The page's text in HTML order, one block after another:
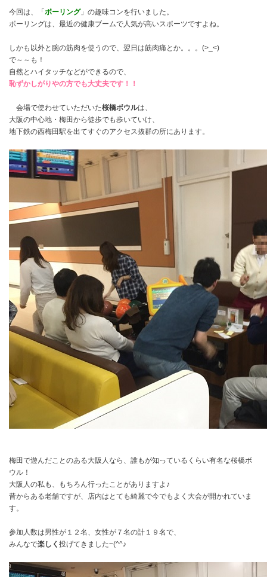
今回は、「 ボーリング」の趣味コンを行いました。
ボーリングは、最近の健康ブームで人気が高いスポーツですよね。
しかも以外と腕の筋肉を使うので、翌日は筋肉痛とか。。。(>_<)
で～～も！
自然とハイタッチなどができるので、
恥ずかしがりやの方でも大丈夫です！！
会場で使わせていただいた桜橋ボウルは、
大阪の中心地・梅田から徒歩でも歩いていけ、
地下鉄の西梅田駅を出てすぐのアクセス抜群の所にあります。
梅田で遊んだことのある大阪人なら、誰もが知っているくらい有名な桜橋ボ
ウル！
大阪人の私も、もちろん行ったことがありますよ♪
昔からある老舗ですが、店内はとても綺麗で今でもよく大会が開かれていま
す。
参加人数は男性が１２名、女性が７名の計１９名で、
みんなで楽しく 投げてきました~(^^♪